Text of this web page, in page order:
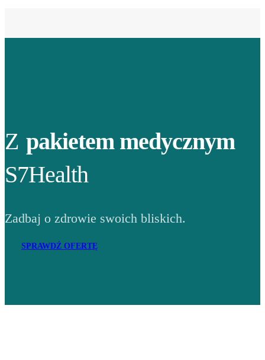
Z pakietem medycznym
S7Health
Zadbaj o zdrowie swoich bliskich.
SPRAWDŹ OFERTĘ